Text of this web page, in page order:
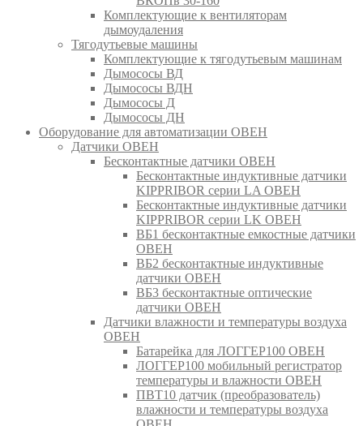
Комплектующие к вентиляторам
дымоудаления
Тягодутьевые машины
Комплектующие к тягодутьевым машинам
Дымососы ВД
Дымососы ВДН
Дымососы Д
Дымососы ДН
Оборудование для автоматизации ОВЕН
Датчики ОВЕН
Бесконтактные датчики ОВЕН
Бесконтактные индуктивные датчики
KIPPRIBOR серии LA ОВЕН
Бесконтактные индуктивные датчики
KIPPRIBOR серии LK ОВЕН
ВБ1 бесконтактные емкостные датчики
ОВЕН
ВБ2 бесконтактные индуктивные
датчики ОВЕН
ВБ3 бесконтактные оптические
датчики ОВЕН
Датчики влажности и температуры воздуха
ОВЕН
Батарейка для ЛОГГЕР100 ОВЕН
ЛОГГЕР100 мобильный регистратор
температуры и влажности ОВЕН
ПВТ10 датчик (преобразователь)
влажности и температуры воздуха